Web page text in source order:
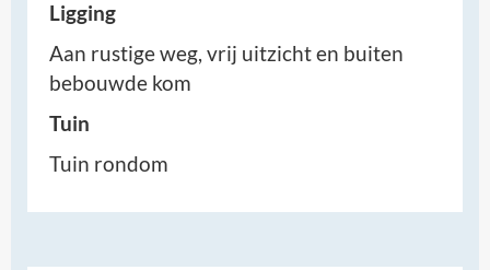
Ligging
Aan rustige weg, vrij uitzicht en buiten
bebouwde kom
Tuin
Tuin rondom